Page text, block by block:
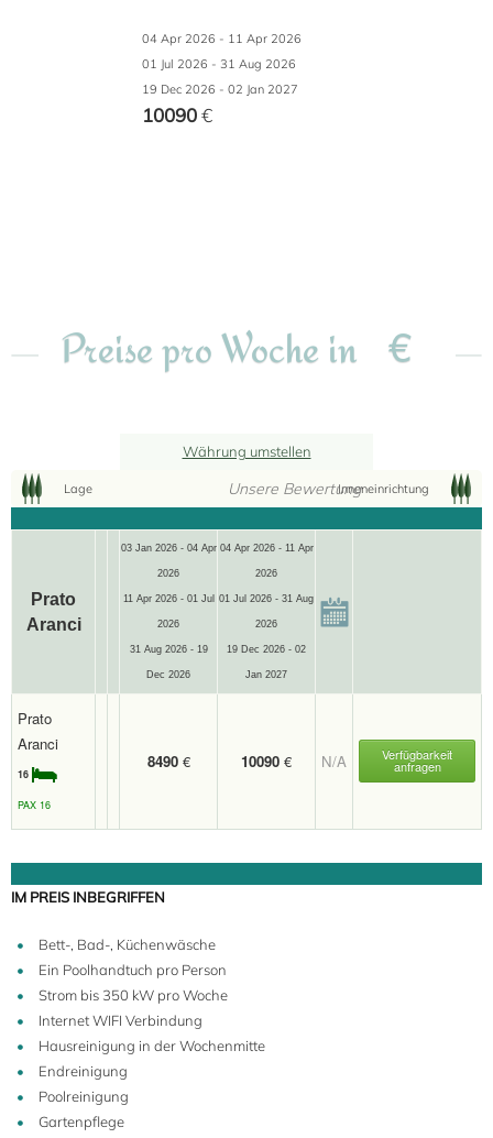
04 Apr 2026 - 11 Apr 2026
01 Jul 2026 - 31 Aug 2026
19 Dec 2026 - 02 Jan 2027
10090€
Preise pro Woche in €
Währung umstellen
Lage Unsere BewertungInneneinrichtung
Prato
Aranci
03 Jan 2026 - 04 Apr
2026
11 Apr 2026 - 01 Jul
2026
31 Aug 2026 - 19
Dec 2026
04 Apr 2026 - 11 Apr
2026
01 Jul 2026 - 31 Aug
2026
19 Dec 2026 - 02
Jan 2027
Prato
Aranci
16
PAX 16
8490 € 10090 € N/A Verfügbarkeit
anfragen
IM PREIS INBEGRIFFEN
Bett-, Bad-, Küchenwäsche
Ein Poolhandtuch pro Person
Strom bis 350 kW pro Woche
Internet WIFI Verbindung
Hausreinigung in der Wochenmitte
Endreinigung
Poolreinigung
Gartenpflege